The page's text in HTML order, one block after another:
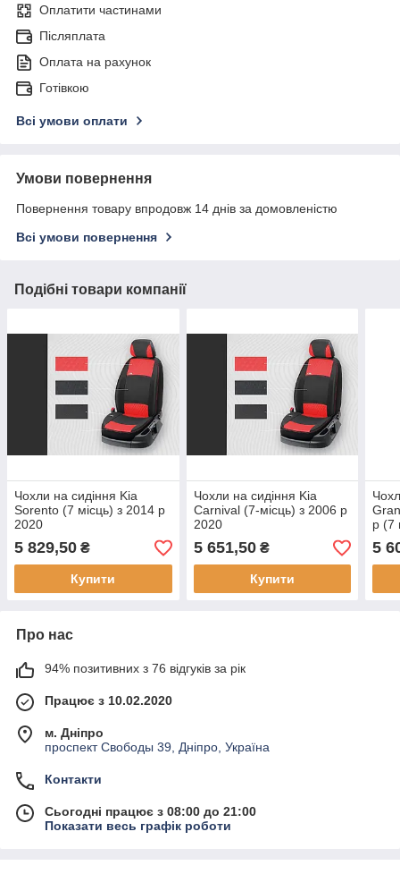
Оплатити частинами
Післяплата
Оплата на рахунок
Готівкою
Всі умови оплати
Умови повернення
Повернення товару впродовж 14 днів за домовленістю
Всі умови повернення
Подібні товари компанії
Чохли на сидіння Kia
Sorento (7 місць) з 2014 р
2020
5 829,50 ₴
Купити
Чохли на сидіння Kia
Carnival (7-місць) з 2006 р
2020
5 651,50₴
Купити
р (7
5
Про нас
94% позитивних з 76 відгуків за рік
Працює з 10.02.2020
м. Дніпро
проспект Свободы 39, Дніпро, Україна
Контакти
Сьогодні працює з 08:00 до 21:00
Показати весь графік роботи